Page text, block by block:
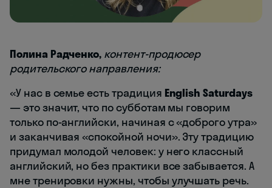
Полина Радченко, контент-продюсер
родительского направления:
«У нас в семье есть традиция English Saturdays
— это значит, что по субботам мы говорим
только по-английски, начиная с «доброго утра»
и заканчивая «спокойной ночи». Эту традицию
придумал молодой человек: у него классный
английский, но без практики все забывается. А
мне тренировки нужны, чтобы улучшать речь.